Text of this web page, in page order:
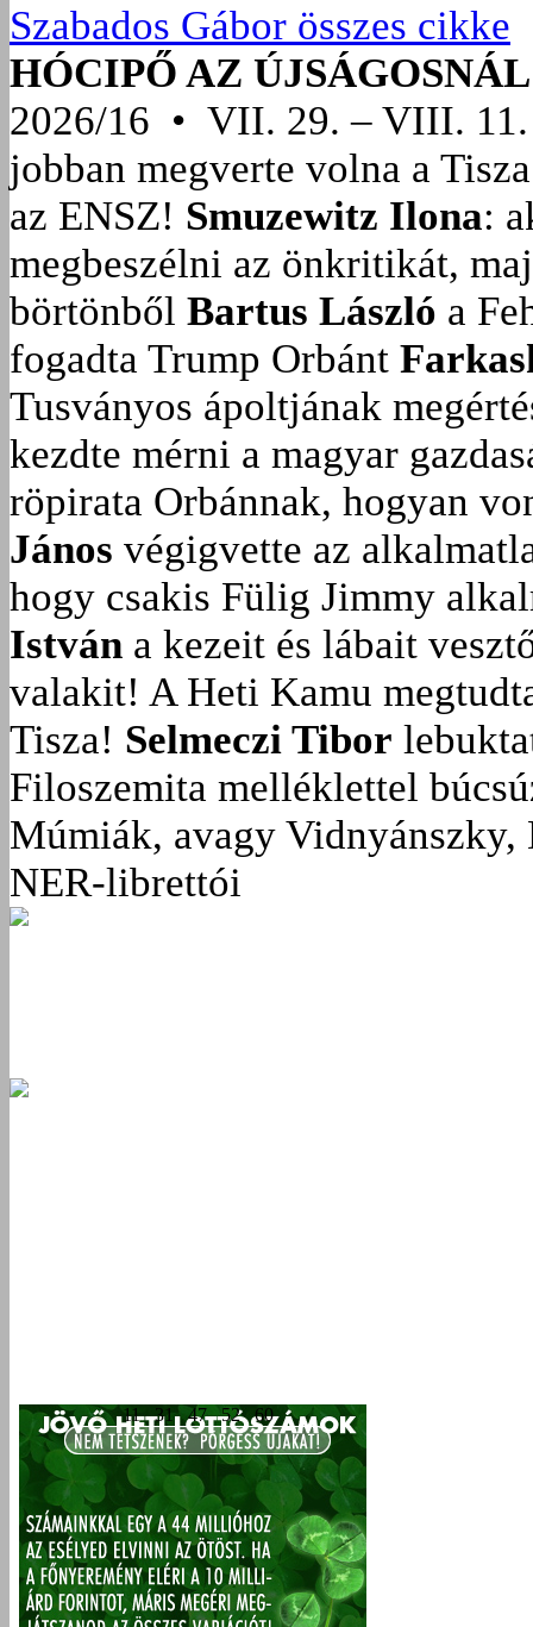
Szabados Gábor összes cikke
HÓCIPŐ AZ ÚJSÁGOSNÁL
2026/16 • VII. 29. – VIII. 11.
jobban megverte volna a
az ENSZ! Smuzewitz Ilona:
megbeszélni az önkritikát,
börtönből Bartus László a
fogadta Trump Orbánt
Tusványos ápoltjának
kezdte mérni a magyar
röpirata Orbánnak, hogyan
János végigvette az
hogy csakis Fülig Jimmy
István a kezeit és lábait
valakit! A Heti Kamu
Tisza! Selmeczi Tibor
Filoszemita melléklettel
Múmiák, avagy Vidnyánszky,
NER-librettói